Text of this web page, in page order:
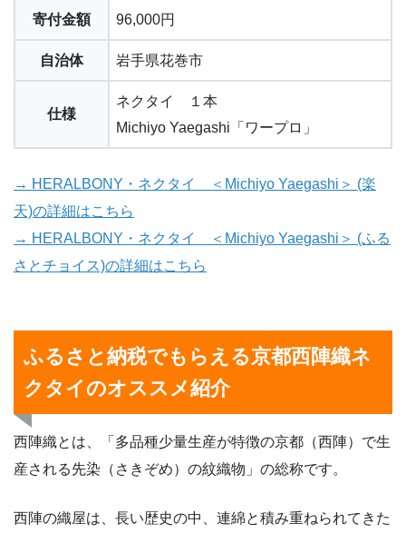
寄付金額 96,000円
自治体 岩手県花巻市
仕様
ネクタイ １本
Michiyo Yaegashi「ワープロ」
→ HERALBONY・ネクタイ ＜Michiyo Yaegashi＞ (楽
天)の詳細はこちら
→ HERALBONY・ネクタイ ＜Michiyo Yaegashi＞ (ふる
さとチョイス)の詳細はこちら
ふるさと納税でもらえる京都西陣織ネ
クタイのオススメ紹介
西陣織とは、「多品種少量生産が特徴の京都（西陣）で生
産される先染（さきぞめ）の紋織物」の総称です。
西陣の織屋は、長い歴史の中、連綿と積み重ねられてきた